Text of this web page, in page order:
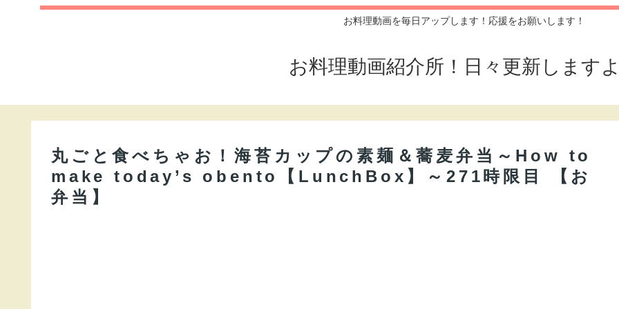
お料理動画を毎日アップします！応援をお願いします！
お料理動画紹介所！日々更新します
丸ごと食べちゃお！海苔カップの素麺＆蕎麦弁当～How to
make today’s obento【LunchBox】～271時限目 【お
弁当】